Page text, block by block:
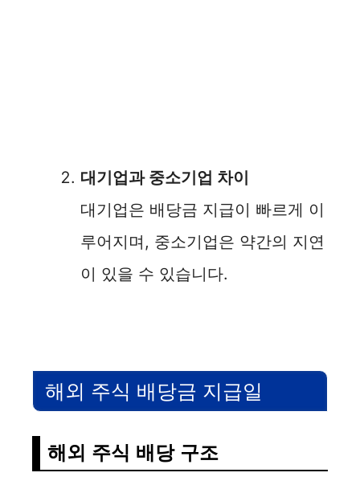
대기업과 중소기업 차이
대기업은 배당금 지급이 빠르게 이
루어지며, 중소기업은 약간의 지연
이 있을 수 있습니다.
해외 주식 배당금 지급일
해외 주식 배당 구조